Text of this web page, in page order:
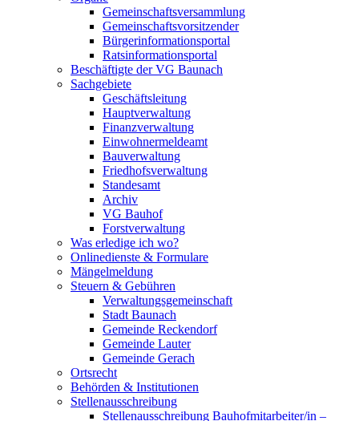
Gemeinschaftsversammlung
Gemeinschaftsvorsitzender
Bürgerinformationsportal
Ratsinformationsportal
Beschäftigte der VG Baunach
Sachgebiete
Geschäftsleitung
Hauptverwaltung
Finanzverwaltung
Einwohnermeldeamt
Bauverwaltung
Friedhofsverwaltung
Standesamt
Archiv
VG Bauhof
Forstverwaltung
Was erledige ich wo?
Onlinedienste & Formulare
Mängelmeldung
Steuern & Gebühren
Verwaltungsgemeinschaft
Stadt Baunach
Gemeinde Reckendorf
Gemeinde Lauter
Gemeinde Gerach
Ortsrecht
Behörden & Institutionen
Stellenausschreibung
Stellenausschreibung Bauhofmitarbeiter/in –